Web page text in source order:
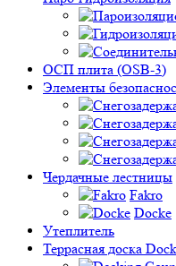
ОСП плита (OSB-3)
Элементы
Чердачные лестницы
Fakro
Docke
Утеплитель
Террасная доска